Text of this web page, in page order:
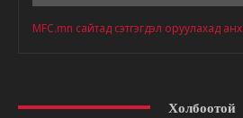
MFC.mn сайтад сэтгэгдэл оруулахад
Холбоотой